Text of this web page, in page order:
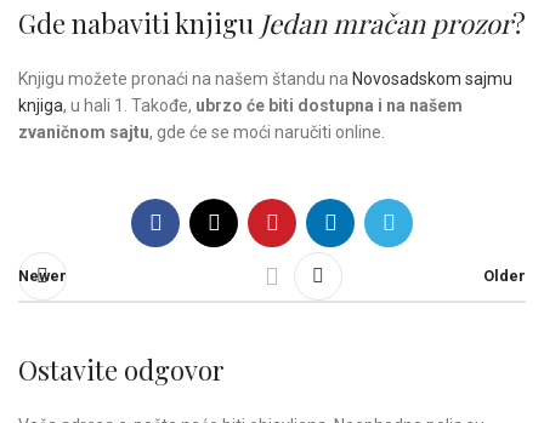
Gde nabaviti knjigu Jedan mračan prozor?
Knjigu možete pronaći na našem štandu na Novosadskom sajmu
knjiga, u hali 1. Takođe, ubrzo će biti dostupna i na našem
zvaničnom sajtu, gde će se moći naručiti online.
Newer Older
Ostavite odgovor